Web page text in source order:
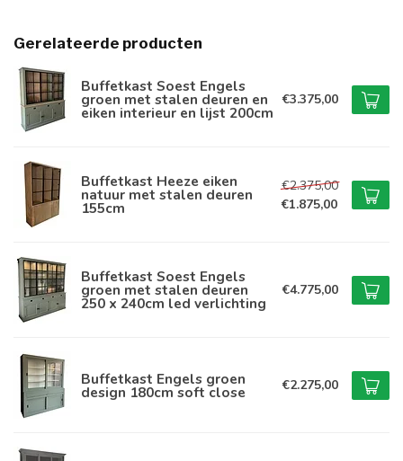
Gerelateerde producten
Buffetkast Soest Engels
groen met stalen deuren en
eiken interieur en lijst 200cm
€3.375,00
Buffetkast Heeze eiken
natuur met stalen deuren
155cm
€2.375,00
€1.875,00
Buffetkast Soest Engels
groen met stalen deuren
250 x 240cm led verlichting
€4.775,00
Buffetkast Engels groen
design 180cm soft close €2.275,00